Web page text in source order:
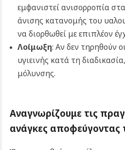
εμφανιστεί ανισορροπία
άνισης κατανομής του
να διορθωθεί με επιπλέον
Λοίμωξη: Αν δεν τηρηθούν
υγιεινής κατά τη
μόλυνσης.
Αναγνωρίζουμε τις
ανάγκες αποφεύγοντας